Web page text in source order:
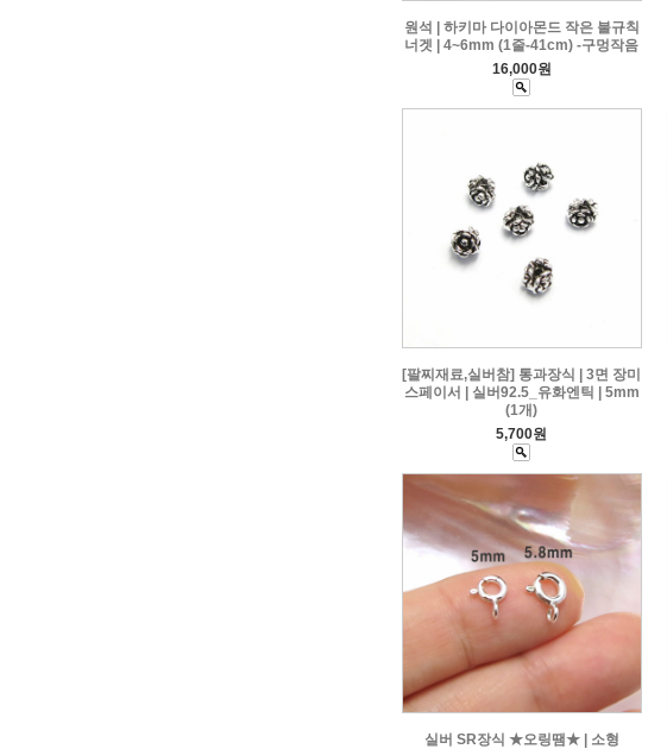
원석 | 하키마 다이아몬드 작은 불규칙
너겟 | 4~6mm (1줄-41cm) -구멍작음
16,000원
[팔찌재료,실버참] 통과장식 | 3면 장미
스페이서 | 실버92.5_유화엔틱 | 5mm
(1개)
5,700원
실버 SR장식 ★오링땜★ | 소형